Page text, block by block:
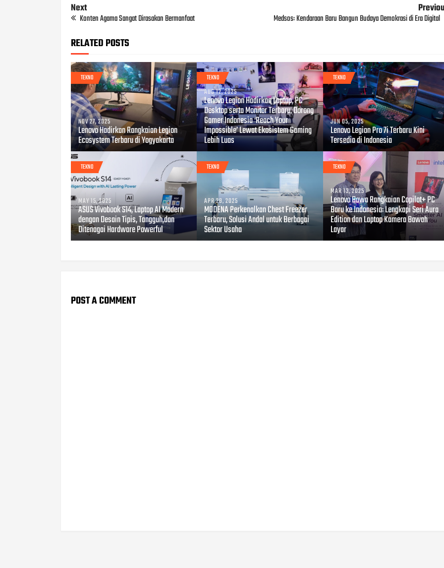
Next
Konten Agama Sangat Dirasakan Bermanfaat Medsos: Kendaraan Baru Bangun Budaya Demokrasi di Era Digital
RELATED POSTS
TEKNO
NOV 27, 2025
Lenovo Hadirkan Rangkaian Legion
Ecosystem Terbaru di Yogyakarta
TEKNO
AUG 12, 2025
Lenovo Legion Hadirkan Laptop, PC
Desktop serta Monitor Terbaru, Dorong
Gamer Indonesia ‘Reach Your
Impossible’ Lewat Ekosistem Gaming
Lebih Luas
TEKNO
JUN 05, 2025
Lenovo Legion Pro 7i Terbaru Kini
Tersedia di Indonesia
TEKNO
MAY 15, 2025
ASUS Vivobook S14, Laptop AI Modern
dengan Desain Tipis, Tangguh,dan
Ditenagai Hardware Powerful
TEKNO
APR 28, 2025
MODENA Perkenalkan Chest Freezer
Terbaru, Solusi Andal untuk Berbagai
Sektor Usaha
TEKNO
MAR 13, 2025
Lenovo Bawa Rangkaian Copilot+ PC
Baru ke Indonesia: Lengkapi Seri Aura
Edition dan Laptop Kamera Bawah
Layar
POST A COMMENT